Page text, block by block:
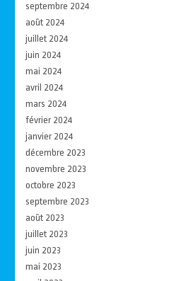
septembre 2024
août 2024
juillet 2024
juin 2024
mai 2024
avril 2024
mars 2024
février 2024
janvier 2024
décembre 2023
novembre 2023
octobre 2023
septembre 2023
août 2023
juillet 2023
juin 2023
mai 2023